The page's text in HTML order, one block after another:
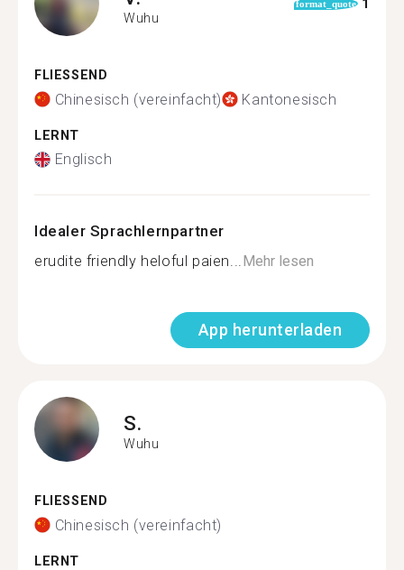
Wuhu
format_quote 1
FLIESSEND
Chinesisch (vereinfacht) Kantonesisch
LERNT
Englisch
Idealer Sprachlernpartner
erudite friendly heloful paien...Mehr lesen
App herunterladen
S.
Wuhu
FLIESSEND
Chinesisch (vereinfacht)
LERNT